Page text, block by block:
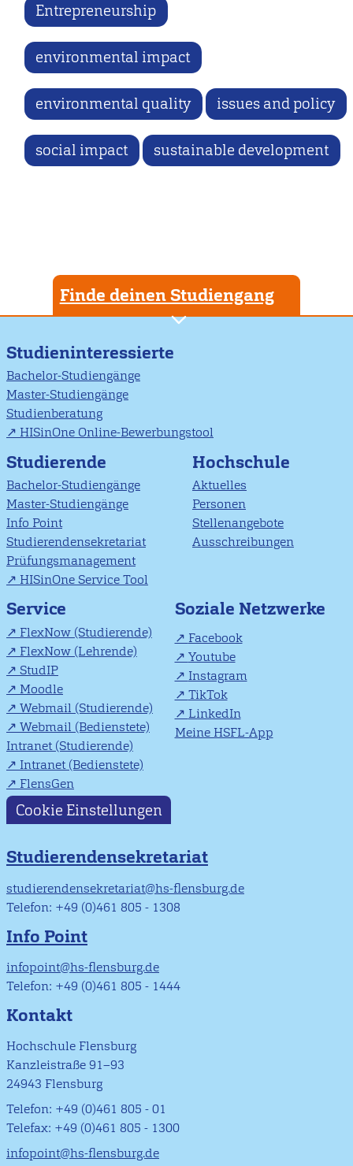
Entrepreneurship
environmental impact
environmental quality issues and policy
social impact sustainable development
Finde deinen Studiengang
Studieninteressierte
Bachelor-Studiengänge
Master-Studiengänge
Studienberatung
HISinOne Online-Bewerbungstool
Studierende
Bachelor-Studiengänge
Master-Studiengänge
Info Point
Studierendensekretariat
Prüfungsmanagement
HISinOne Service Tool
Hochschule
Aktuelles
Personen
Stellenangebote
Ausschreibungen
Service
FlexNow (Studierende)
FlexNow (Lehrende)
StudIP
Moodle
Webmail (Studierende)
Webmail (Bedienstete)
Intranet (Studierende)
Intranet (Bedienstete)
FlensGen
Soziale Netzwerke
Facebook
Youtube
Instagram
TikTok
LinkedIn
Meine HSFL-App
Cookie Einstellungen
Studierendensekretariat
studierendensekretariat@hs-flensburg.de
Telefon: +49 (0)461 805 - 1308
Info Point
infopoint@hs-flensburg.de
Telefon: +49 (0)461 805 - 1444
Kontakt
Hochschule Flensburg
Kanzleistraße 91–93
24943 Flensburg
Telefon: +49 (0)461 805 - 01
Telefax: +49 (0)461 805 - 1300
infopoint@hs-flensburg.de